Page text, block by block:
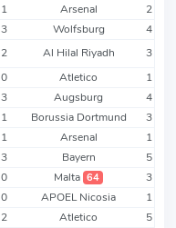
1 Arsenal 2
3 Wolfsburg 4
2 Al Hilal Riyadh 3
0 Atletico 1
3 Augsburg 4
1 Borussia Dortmund 3
1 Arsenal 1
3 Bayern 5
0 Malta 64 3
0 APOEL Nicosia 1
2 Atletico 5